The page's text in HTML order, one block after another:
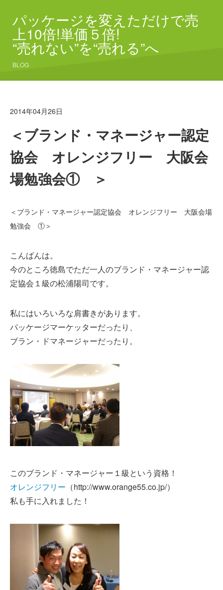
パッケージを変えただけで売
上10倍!単価５倍!
“売れない”を“売れる”へ
BLOG
2014年04月26日
＜ブランド・マネージャー認定
協会 オレンジフリー 大阪会
場勉強会① ＞
＜ブランド・マネージャー認定協会 オレンジフリー 大阪会場
勉強会 ①＞
こんばんは。
今のところ徳島でただ一人のブランド・マネージャー認
定協会１級の松浦陽司です。
私にはいろいろな肩書きがあります。
パッケージマーケッターだったり、
ブラン・ドマネージャーだったり。
このブランド・マネージャー１級という資格！
オレンジフリー （http://www.orange55.co.jp/）
私も手に入れました！